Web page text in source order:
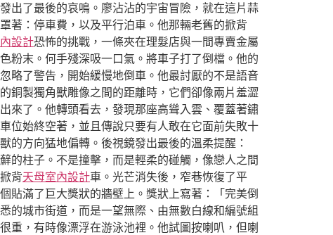
出了最後的哀鳴。廖沾沾的宇宙冒險，就在這片蒜
著：停車費，以及平行泊車。他那輛老舊的掀背
設計恐怖的挑戰，一條夾在理髮店與一間專賣金屬
粉末。何手殘深吸一口氣。將車子打了倒檔。他的
略了警告，開始緩慢地倒車。他最討厭的不是語音
銅製獨角獸雕像之間的距離時，它們卻像兩片羞澀
來了。他轉頭看去，發現那座高聳入雲、覆蓋著鏽
位始終空著，並且傳說只要有人敢在它面前失敗十
的方向猛地偏轉。後視鏡發出最後的溫柔提醒：
的柱子。不是撞擊，而是輕柔的碰觸，像戀人之間
背天母室內設計車。光芒消失後，窄巷恢復了平
貼滿了巨大獎狀的牆壁上。獎狀上寫著：「完美倒
城市街道，而是一望無際、由無數白線和編號組
重，有時像漂浮在游泳池裡。他試圖按喇叭，但喇